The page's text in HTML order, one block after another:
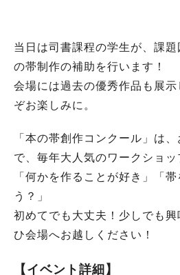
当日は司書課程の学生が、課
の帯制作の補助を行います！
会場には過去の優秀作品も展示
ぞお楽しみに。
「本の帯創作コンクール」は
で、毎年大人気のワークショッ
「何かを作ることが好き」「
う？」
初めてでも大丈夫！少しでも
ひ会場へお越しください！
【イベント詳細】